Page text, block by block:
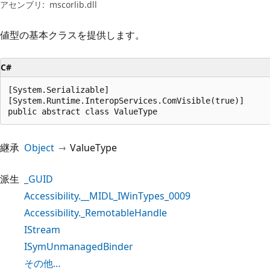
アセンブリ: mscorlib.dll
値型の基本クラスを提供します。
C#
[System.Serializable]
[System.Runtime.InteropServices.ComVisible(true)]
public abstract class ValueType
継承 Object ValueType
派生
_GUID
Accessibility.__MIDL_IWinTypes_0009
Accessibility._RemotableHandle
IStream
ISymUnmanagedBinder
その他…